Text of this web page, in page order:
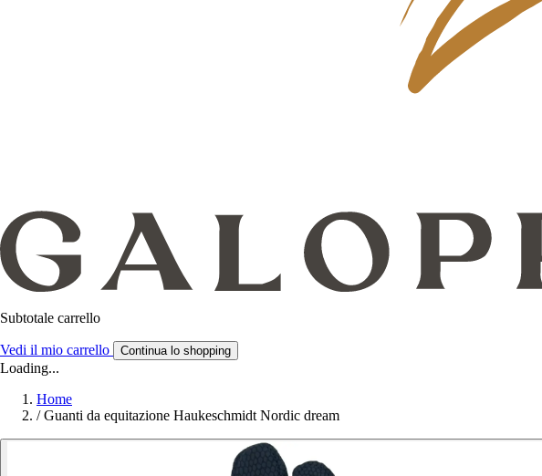
Subtotale carrello
Vedi il mio carrello Continua lo shopping
Loading...
Home
/ Guanti da equitazione Haukeschmidt Nordic dream